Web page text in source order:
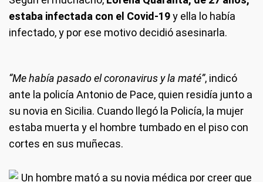
estaba infectada con el Covid-19y ella lo había
infectado, y por ese motivo decidió asesinarla.
“Me había pasado el coronavirus y la maté”, indicó
ante la policía Antonio de Pace, quien residía junto a
su novia en Sicilia. Cuando llegó la Policía, la mujer
estaba muerta y el hombre tumbado en el piso con
cortes en sus muñecas.